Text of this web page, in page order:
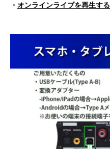
・ オンラインライブを再生する